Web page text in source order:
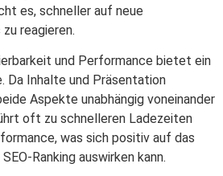
es, schneller auf neue
reagieren.
und Performance bietet ein
Da Inhalte und Präsentation
Aspekte unabhängig voneinander
oft zu schnelleren Ladezeiten
was sich positiv auf das
Ranking auswirken kann.